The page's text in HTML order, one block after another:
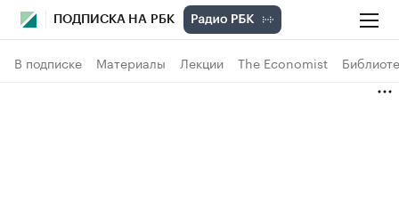
ПОДПИСКА НА РБК
В подписке Материалы Лекции The Economist